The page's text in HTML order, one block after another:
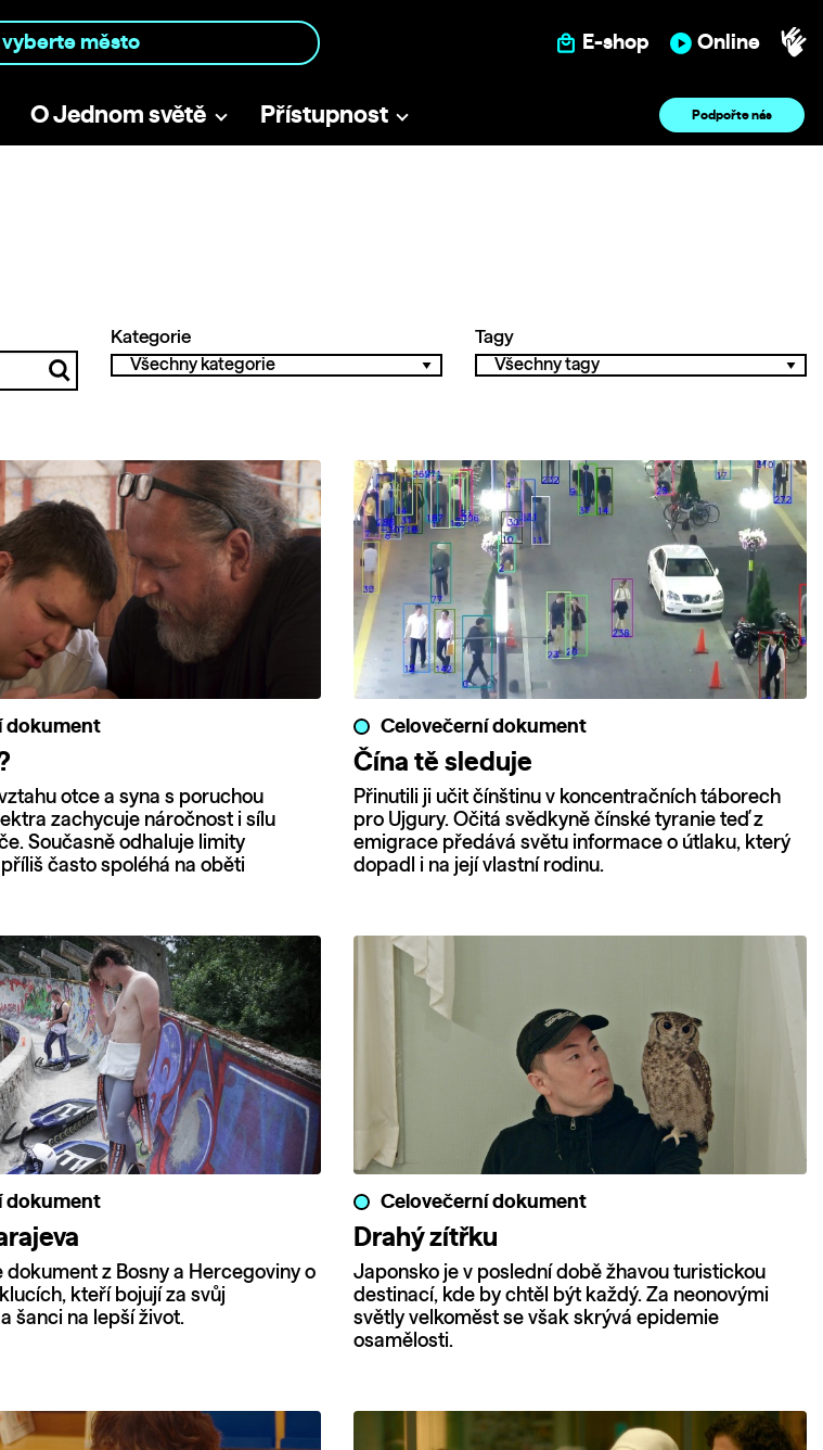
E-shop Online
O Jednom světě Přístupnost Podpořte nás
Kategorie Tagy
dokument
otce a syna s poruchou
zachycuje náročnost i sílu
Současně odhaluje limity
často spoléhá na oběti
Celovečerní dokument
Čína tě sleduje
Přinutili ji učit čínštinu v koncentračních táborech
pro Ujgury. Očitá svědkyně čínské tyranie teď z
emigrace předává světu informace o útlaku, který
dopadl i na její vlastní rodinu.
dokument
z Bosny a Hercegoviny o
kteří bojují za svůj
šanci na lepší život.
Celovečerní dokument
Drahý zítřku
Japonsko je v poslední době žhavou turistickou
destinací, kde by chtěl být každý. Za neonovými
světly velkoměst se však skrývá epidemie
osamělosti.